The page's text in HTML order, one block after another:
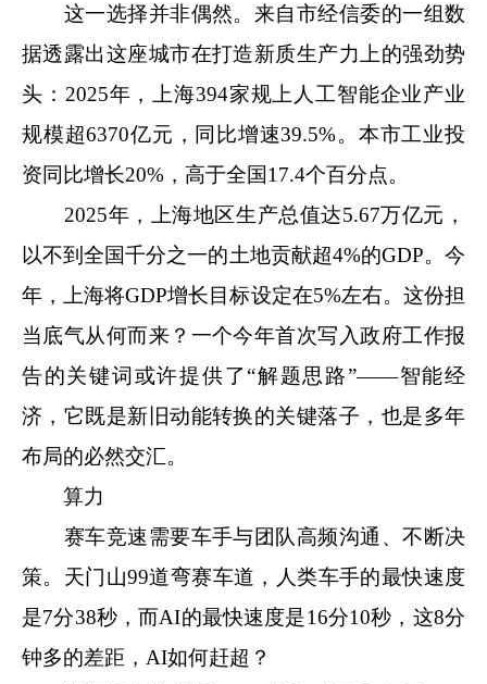
这一选择并非偶然。来自市经信委的一组数
据透露出这座城市在打造新质生产力上的强劲势
头：2025年，上海394家规上人工智能企业产业
规模超6370亿元，同比增速39.5%。本市工业投
资同比增长20%，高于全国17.4个百分点。
2025年，上海地区生产总值达5.67万亿元，
以不到全国千分之一的土地贡献超4%的GDP。今
年，上海将GDP增长目标设定在5%左右。这份担
当底气从何而来？一个今年首次写入政府工作报
告的关键词或许提供了“解题思路”——智能经
济，它既是新旧动能转换的关键落子，也是多年
布局的必然交汇。
算力
赛车竞速需要车手与团队高频沟通、不断决
策。天门山99道弯赛车道，人类车手的最快速度
是7分38秒，而AI的最快速度是16分10秒，这8分
钟多的差距，AI如何赶超？